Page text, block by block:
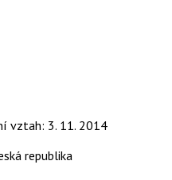
vztah: 3. 11. 2014
republika